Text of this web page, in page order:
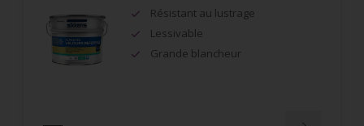
Résistant au lustrage
Lessivable
Grande blancheur